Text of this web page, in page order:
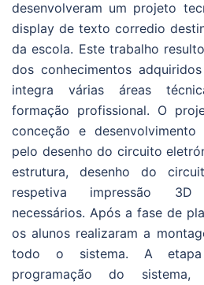
desenvolveram um projeto
display de texto corredio
da escola. Este trabalho
dos conhecimentos
integra várias áreas
formação profissional. O
conceção e
pelo desenho do circuito
estrutura, desenho do
respetiva impressão 3D
necessários. Após a fase de
os alunos realizaram a
todo o sistema. A
programação do